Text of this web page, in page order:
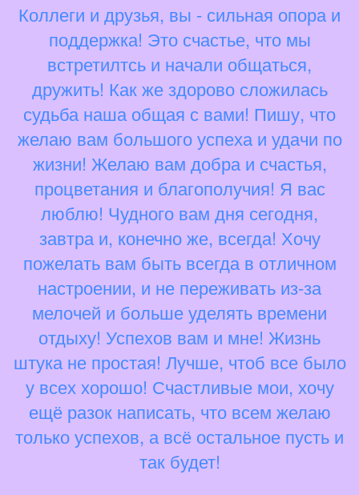
Коллеги и друзья, вы - сильная опора и
поддержка! Это счастье, что мы
встретилтсь и начали общаться,
дружить! Как же здорово сложилась
судьба наша общая с вами! Пишу, что
желаю вам большого успеха и удачи по
жизни! Желаю вам добра и счастья,
процветания и благополучия! Я вас
люблю! Чудного вам дня сегодня,
завтра и, конечно же, всегда! Хочу
пожелать вам быть всегда в отличном
настроении, и не переживать из-за
мелочей и больше уделять времени
отдыху! Успехов вам и мне! Жизнь
штука не простая! Лучше, чтоб все было
у всех хорошо! Счастливые мои, хочу
ещё разок написать, что всем желаю
только успехов, а всё остальное пусть и
так будет!